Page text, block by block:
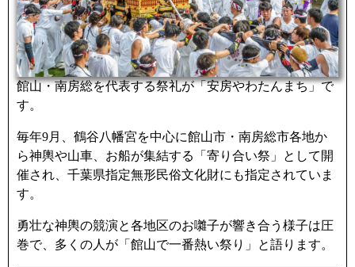
館山・南房総を代表する祭礼が「安房やわたんまち」で
す。
毎年9月、鶴谷八幡宮を中心に館山市・南房総市各地か
ら神輿や山車、お船が集結する「寄り合い祭」として開
催され、千葉県指定無形民俗文化財にも指定されていま
す。
勇壮な神輿の競演と各地区のお囃子が響き合う様子は圧
巻で、多くの人が「館山で一番熱い祭り」と語ります。